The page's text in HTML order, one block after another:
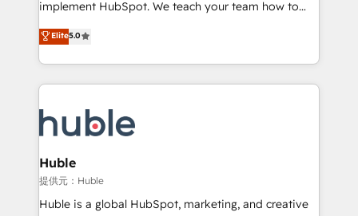
the rare Advanced "Custom Integrations"
Accreditation, securely sync data across... 🔄 any
new HubSpot portal with Advanced Website and
CRM Migrations using our in-house "HubScrub" Tool.
implement HubSpot. We teach your team how to
master it. As the creators of the Endless Customers
System™ (the next evolution of They Ask, You
Answer), we’re the only HubSpot partner built
entirely around coaching and training. That means
skills, processes, and internal team you need to
attract the right buyers, close deals faster, and grow
without outside dependencies. You’ll learn how to: •
Set up, audit, and organize your HubSpot portal •
Get your sales team fully using HubSpot • Track
Elite5.0
Huble
提供元：Huble
Huble is a global HubSpot, marketing, and creative